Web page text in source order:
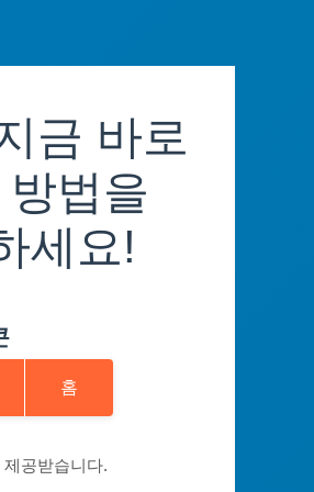
금 바로
법을
세요!
홈
공받습니다.